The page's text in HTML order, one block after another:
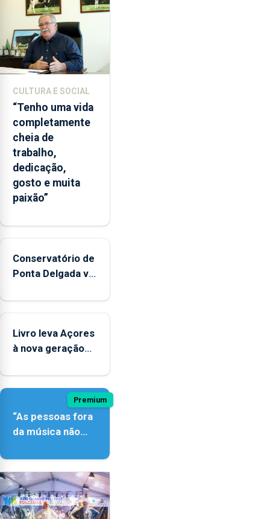
instituição
CULTURA E SOCIAL
“Tenho uma vida
completamente
cheia de
trabalho,
dedicação,
gosto e muita
paixão”
Conservatório de
Ponta Delgada vai
novos
Livro leva Açores
à nova geração
Premium
“As pessoas fora
da música não
quão difícil é
produzir uma
música”